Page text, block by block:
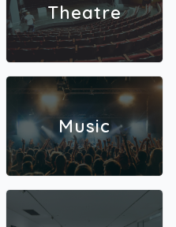
Theatre
Music